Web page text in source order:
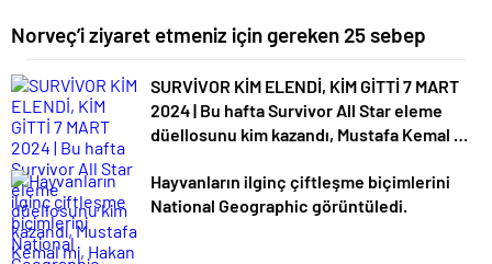
Norveç’i ziyaret etmeniz için gereken 25 sebep
SURVİVOR KİM ELENDİ, KİM GİTTİ 7 MART
2024 | Bu hafta Survivor All Star eleme
düellosunu kim kazandı, Mustafa Kemal mi,
potaya koydular, zorladılar ama sitemim
yok…’
Hayvanların ilginç çiftleşme biçimlerini
National Geographic görüntüledi.